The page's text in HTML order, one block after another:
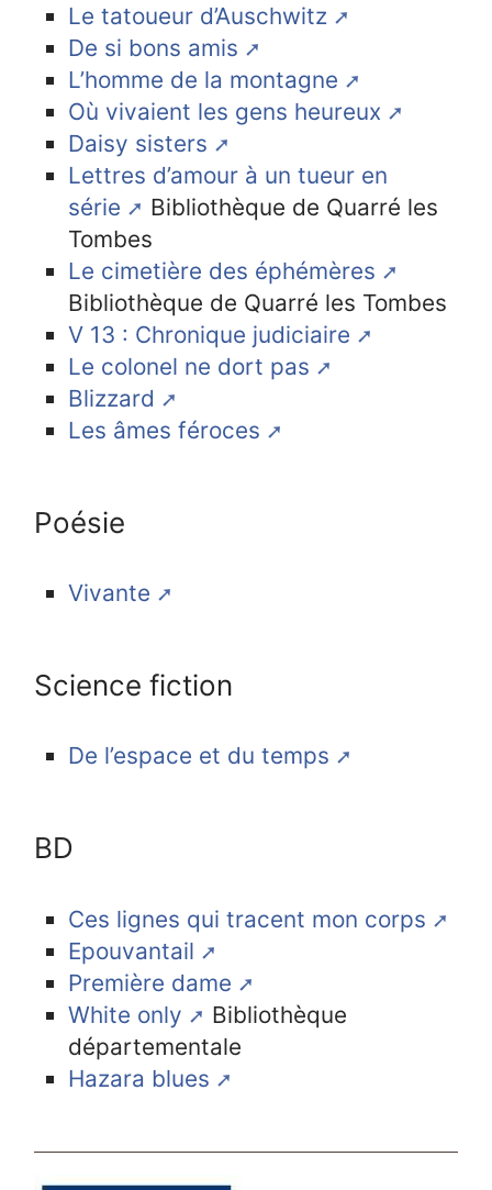
Le tatoueur d’Auschwitz
De si bons amis
L’homme de la montagne
Où vivaient les gens heureux
Daisy sisters
Lettres d’amour à un tueur en
série
Bibliothèque de Quarré les
Tombes
Le cimetière des éphémères
Bibliothèque de Quarré les Tombes
V 13 : Chronique judiciaire
Le colonel ne dort pas
Blizzard
Les âmes féroces
Poésie
Vivante
Science fiction
De l’espace et du temps
BD
Ces lignes qui tracent mon corps
Epouvantail
Première dame
White only
Bibliothèque
départementale
Hazara blues